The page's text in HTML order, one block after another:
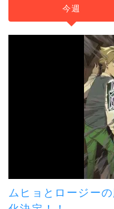
今週
ムヒョとロージー